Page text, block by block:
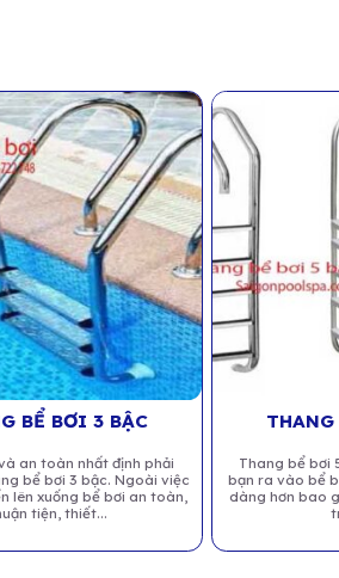
BỂ BƠI 3 BẬC
an toàn nhất định phải
bể bơi 3 bậc. Ngoài việc
lên xuống bể bơi an toàn,
tiện, thiết...
Thang bể bơi
bạn ra vào bể
dàng hơn bao